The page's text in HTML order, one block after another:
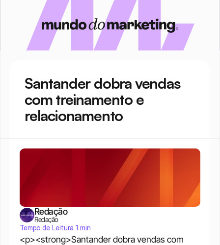
Santander dobra vendas
com treinamento e
relacionamento
<p><strong>Santander dobra vendas com
Redação
Redação
Tempo de Leitura 1 min